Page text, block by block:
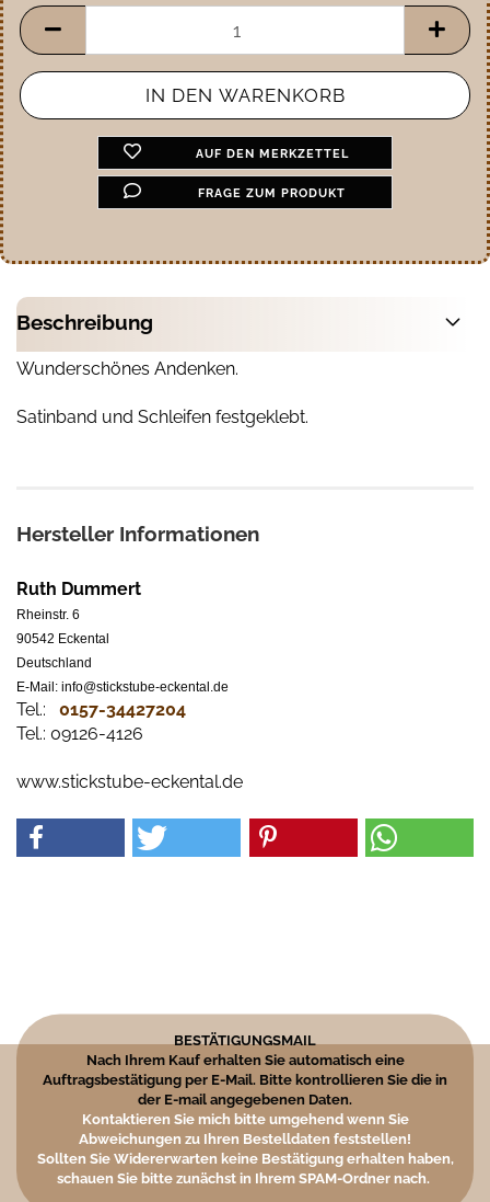
AUF DEN MERKZETTEL
FRAGE ZUM PRODUKT
Beschreibung
Wunderschönes Andenken.
Satinband und Schleifen festgeklebt.
Hersteller Informationen
Ruth Dummert
Rheinstr. 6
90542 Eckental
Deutschland
E-Mail: info@stickstube-eckental.de
Tel.: 0157-34427204​
Tel.: 09126-4126
www.stickstube-eckental.de
BESTÄTIGUNGSMAIL
Nach Ihrem Kauf erhalten Sie automatisch eine
Auftragsbestätigung per E-Mail. Bitte kontrollieren Sie die in
der E-mail angegebenen Daten.
Kontaktieren Sie mich bitte umgehend wenn Sie
Abweichungen zu Ihren Bestelldaten feststellen!
Sollten Sie Widererwarten keine Bestätigung erhalten haben,
schauen Sie bitte zunächst in Ihrem SPAM-Ordner nach.